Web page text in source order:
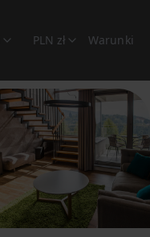
PLN zł Warunki